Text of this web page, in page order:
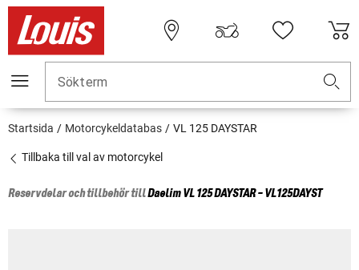
Sökterm
Startsida Motorcykeldatabas VL 125 DAYSTAR
Tillbaka till val av motorcykel
Reservdelar och tillbehör tillDaelimVL 125 DAYSTAR - VL125DAYST